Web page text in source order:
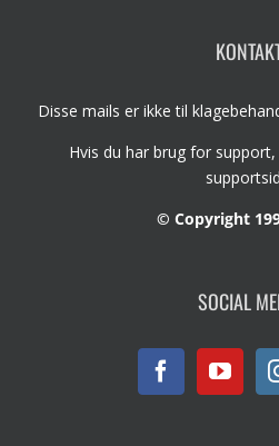
Disse mails er ikke til
Hvis du har brug for
© Copyright
SOCIAL